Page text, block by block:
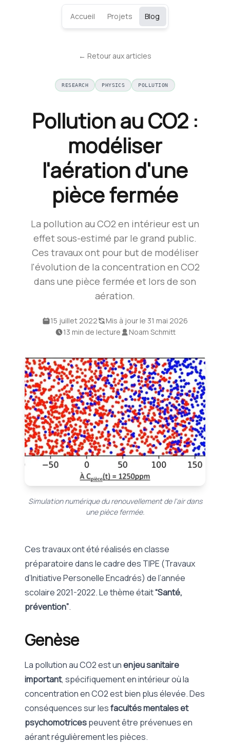
Accueil Projets Blog
← Retour aux articles
RESEARCH PHYSICS POLLUTION
Pollution au CO2 :
modéliser
l'aération d'une
pièce fermée
La pollution au CO2 en intérieur est un
effet sous-estimé par le grand public.
Ces travaux ont pour but de modéliser
l'évolution de la concentration en CO2
dans une pièce fermée et lors de son
aération.
15 juillet 2022
Mis à jour le 31 mai 2026
13 min de lecture
Noam Schmitt
Simulation numérique du renouvellement de l'air dans
une pièce fermée.
Ces travaux ont été réalisés en classe
préparatoire dans le cadre des TIPE (Travaux
d’Initiative Personelle Encadrés) de l’année
scolaire 2021-2022. Le thème était“Santé,
prévention”.
Genèse
La pollution au CO2 est unenjeu sanitaire
important, spécifiquement en intérieur où la
concentration en CO2 est bien plus élevée. Des
conséquences sur lesfacultés mentales et
psychomotricespeuvent être prévenues en
aérant régulièrement les pièces.